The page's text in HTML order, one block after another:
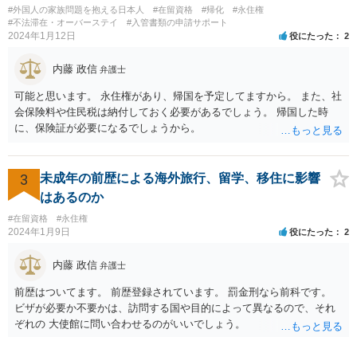
#外国人の家族問題を抱える日本人 #在留資格 #帰化
#永住権
#不法滞在・オーバーステイ
#入管書類の申請サポート
2024年1月12日 役にたった 2
内藤 政信 弁護士
可能と思います。 永住権があり、帰国を予定してますから。 また、社
会保険料や住民税は納付しておく必要があるでしょう。 帰国した時
に、保険証が必要になるでしょうから。
3
未成年の前歴による海外旅行、留学、移住に影響
はあるのか
#在留資格 #永住権
2024年1月9日 役にたった 2
内藤 政信 弁護士
前歴はついてます。 前歴登録されています。 罰金刑なら前科です。
ビザが必要か不要かは、訪問する国や目的によって異なるので、それ
ぞれの 大使館に問い合わせるのがいいでしょう。